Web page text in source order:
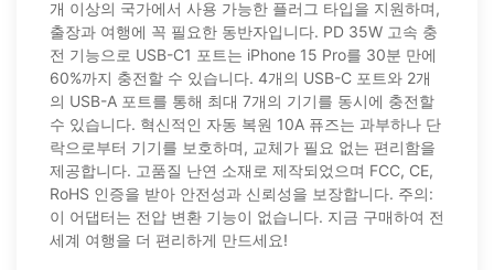
개 이상의 국가에서 사용 가능한 플러그 타입을 지원하며,
출장과 여행에 꼭 필요한 동반자입니다. PD 35W 고속 충
전 기능으로 USB-C1 포트는 iPhone 15 Pro를 30분 만에
60%까지 충전할 수 있습니다. 4개의 USB-C 포트와 2개
의 USB-A 포트를 통해 최대 7개의 기기를 동시에 충전할
수 있습니다. 혁신적인 자동 복원 10A 퓨즈는 과부하나 단
락으로부터 기기를 보호하며, 교체가 필요 없는 편리함을
제공합니다. 고품질 난연 소재로 제작되었으며 FCC, CE,
RoHS 인증을 받아 안전성과 신뢰성을 보장합니다. 주의:
이 어댑터는 전압 변환 기능이 없습니다. 지금 구매하여 전
세계 여행을 더 편리하게 만드세요!